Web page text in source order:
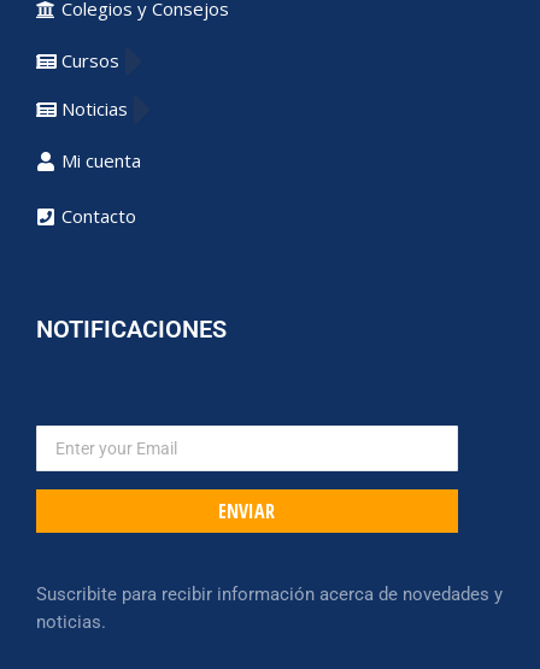
Colegios y Consejos
Cursos
Noticias
Mi cuenta
Contacto
NOTIFICACIONES
ENVIAR
Suscribite para recibir información acerca de novedades y
noticias.